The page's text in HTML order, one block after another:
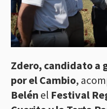
Zdero, candidato a
por el Cambio,
Belén el Festival